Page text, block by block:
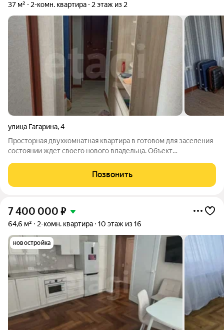
37 м² 2-комн. квартира 2 этаж из 2
улица Гагарина,4
Просторная двухкомнатная квартира в готовом для заселения
состоянии ждет своего нового владельца. Объект
шаговой доступности находятся супермаркеты, аптеки, банки
и объекты бытового
Позвонить
7 400 000 ₽
64,6 м² 2-комн. квартира 10 этаж из 16
новостройка